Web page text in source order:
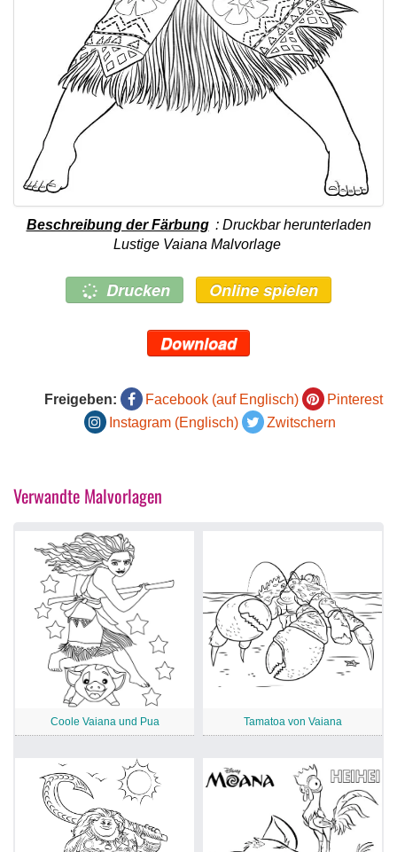
Beschreibung der Färbung : Druckbar herunterladen
Lustige Vaiana Malvorlage
Drucken Online spielen
Download
Freigeben: Facebook (auf Englisch)
Pinterest
Instagram (Englisch)
Zwitschern
Verwandte Malvorlagen
Coole Vaiana und Pua Tamatoa von Vaiana